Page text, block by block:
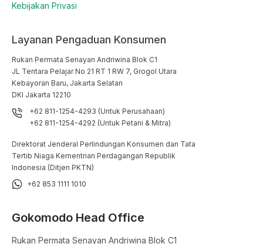
Kebijakan Privasi
Layanan Pengaduan Konsumen
Rukan Permata Senayan Andriwina Blok C1
JL Tentara Pelajar No 21 RT 1 RW 7, Grogol Utara
Kebayoran Baru, Jakarta Selatan
DKI Jakarta 12210
+62 811-1254-4293 (Untuk Perusahaan)
+62 811-1254-4292 (Untuk Petani & Mitra)
Direktorat Jenderal Perlindungan Konsumen dan Tata
Tertib Niaga Kementrian Perdagangan Republik
Indonesia (Ditjen PKTN)
+62 853 1111 1010
Gokomodo Head Office
Rukan Permata Senayan Andriwina Blok C1